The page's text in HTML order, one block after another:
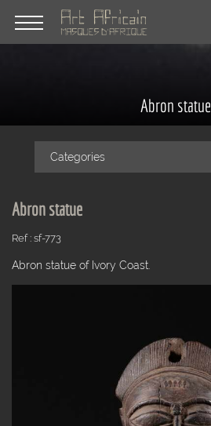
Abron statue
Categories
Abron statue
Ref : sf-773
Abron statue of Ivory Coast.